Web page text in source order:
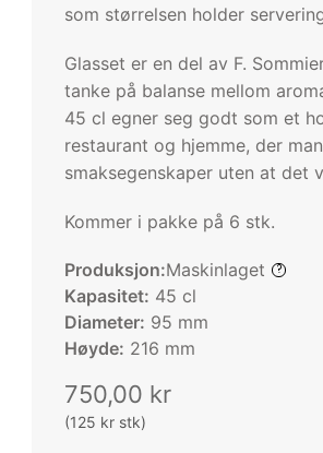
som størrelsen holder
Glasset er en del av F.
tanke på balanse mellom
45 cl egner seg godt som et
restaurant og hjemme, der
smaksegenskaper uten at
Kommer i pakke på 6 stk.
Produksjon:Maskinlaget ?
Kapasitet: 45 cl
Diameter: 95 mm
Høyde: 216 mm
750,00 kr
(125 kr stk)